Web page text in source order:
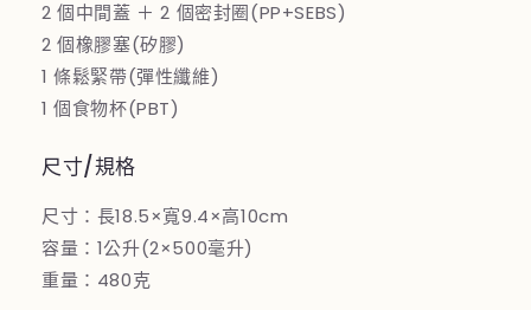
數
量
減
少
數
量
增
2 個中間蓋 ＋ 2 個密封圈(PP+SEBS)
2 個橡膠塞(矽膠)
1 條鬆緊帶(彈性纖維)
1 個食物杯(PBT)
尺寸/規格
尺寸：長18.5×寬9.4×高10cm
容量：1公升(2×500毫升)
重量：480克